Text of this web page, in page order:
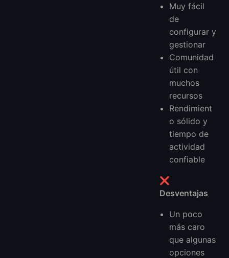
Muy fácil
de
configurar y
gestionar
Comunidad
útil con
muchos
recursos
Rendimient
o sólido y
tiempo de
actividad
confiable
❌
Desventajas
Un poco
más caro
que algunas
opciones